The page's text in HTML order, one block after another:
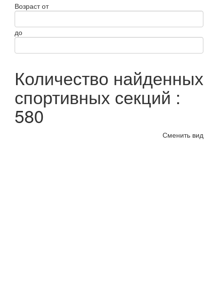
Возраст от
до
Количество найденных
спортивных секций :
580
Сменить вид